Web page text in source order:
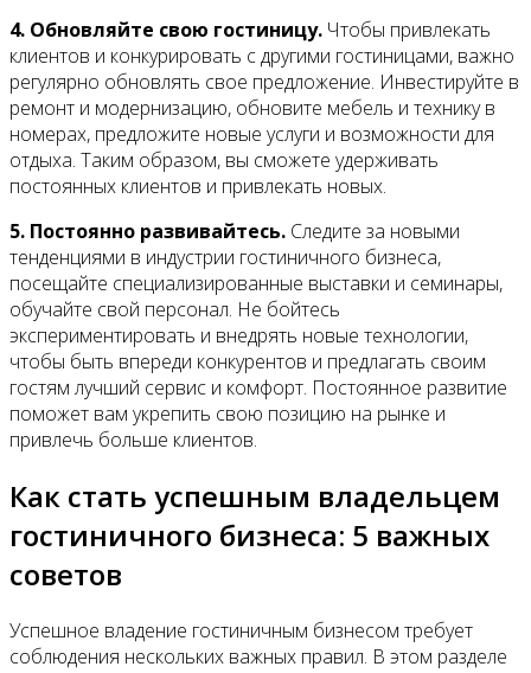
4. Обновляйте свою гостиницу. Чтобы привлекать
клиентов и конкурировать с другими гостиницами, важно
регулярно обновлять свое предложение. Инвестируйте в
ремонт и модернизацию, обновите мебель и технику в
номерах, предложите новые услуги и возможности для
отдыха. Таким образом, вы сможете удерживать
постоянных клиентов и привлекать новых.
5. Постоянно развивайтесь. Следите за новыми
тенденциями в индустрии гостиничного бизнеса,
посещайте специализированные выставки и семинары,
обучайте свой персонал. Не бойтесь
экспериментировать и внедрять новые технологии,
чтобы быть впереди конкурентов и предлагать своим
гостям лучший сервис и комфорт. Постоянное развитие
поможет вам укрепить свою позицию на рынке и
привлечь больше клиентов.
Как стать успешным владельцем
гостиничного бизнеса: 5 важных
советов
Успешное владение гостиничным бизнесом требует
соблюдения нескольких важных правил. В этом разделе